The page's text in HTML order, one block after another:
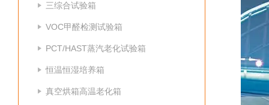
三综合试验箱
VOC甲醛检测试验箱
PCT/HAST蒸汽老化试验箱
恒温恒湿培养箱
真空烘箱高温老化箱